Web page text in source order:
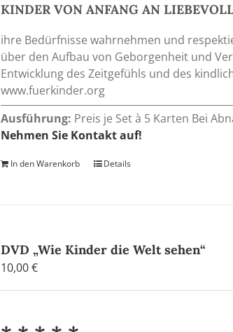
KINDER VON ANFANG AN
ihre Bedürfnisse wahrnehmen und
über den Aufbau von Geborgenheit und
Entwicklung des Zeitgefühls und des
www.fuerkinder.org
Ausführung: Preis je Set à 5 Karten Bei
Nehmen Sie Kontakt auf!
In den Warenkorb Details
DVD „Wie Kinder die Welt sehen“
10,00€